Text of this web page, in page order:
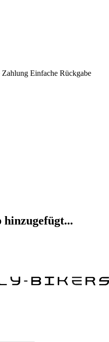
Zahlung Einfache Rückgabe